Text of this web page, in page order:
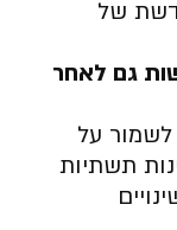
של
גם לאחר
על
תשתיות